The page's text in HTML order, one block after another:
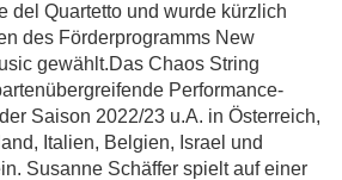
del Quartetto und wurde kürzlich
des Förderprogramms New
gewählt.Das Chaos String
Performance-
Saison 2022/23 u.A. in Österreich,
Italien, Belgien, Israel und
Susanne Schäffer spielt auf einer